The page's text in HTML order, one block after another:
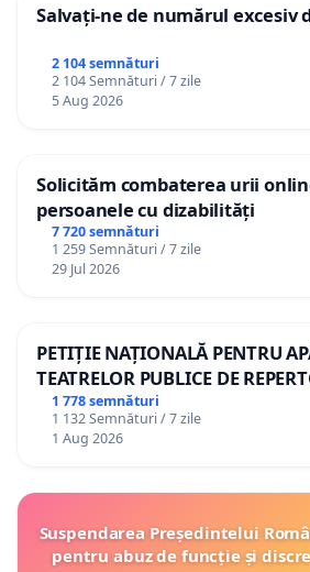
Salvați-ne de numărul excesiv
2 104 semnături
2 104 Semnături / 7 zile
5 Aug 2026
Solicităm combaterea urii
persoanele cu dizabilități
7 720 semnături
1 259 Semnături / 7 zile
29 Jul 2026
PETIȚIE NAȚIONALĂ PENTRU
TEATRELOR PUBLICE DE
ROMÂNIA
1 778 semnături
1 132 Semnături / 7 zile
1 Aug 2026
Suspendarea Președintelui
pentru abuz de funcție și